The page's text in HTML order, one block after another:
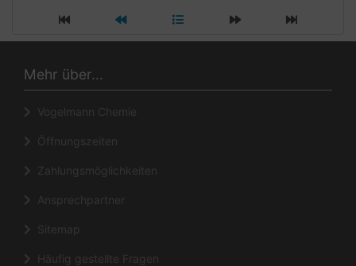
Mehr über...
Vogelmann Chemie
Öffnungszeiten
Zahlungsmöglichkeiten
Ansprechpartner
Sitemap
Häufig gestellte Fragen